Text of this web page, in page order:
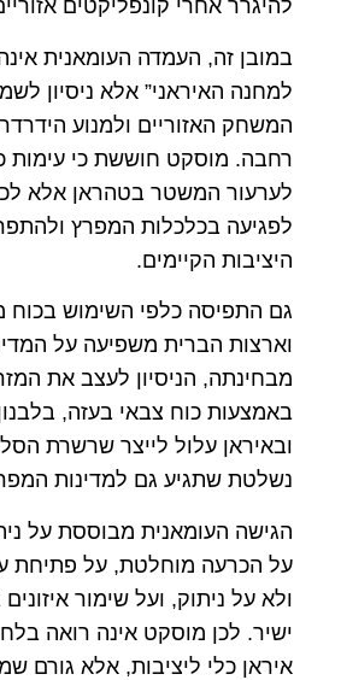
להיגרר אחרי קונפליקטים
במובן זה, העמדה העומאנית
למחנה האיראני” אלא ניסיון
המשחק האזוריים ולמנוע
רחבה. מוסקט חוששת כי עימות
לערעור המשטר בטהראן אלא
לפגיעה בכלכלות המפרץ
היציבות הקיימים.
גם התפיסה כלפי השימוש בכוח
וארצות הברית משפיעה על
מבחינתה, הניסיון לעצב את
באמצעות כוח צבאי בעזה,
ובאיראן עלול לייצר שרשרת
נשלטת שתגיע גם למדינות
הגישה העומאנית מבוססת על
על הכרעה מוחלטת, על פתיחת
ולא על ניתוק, ועל שימור
ישיר. לכן מוסקט אינה רואה
איראן כלי ליציבות, אלא גורם